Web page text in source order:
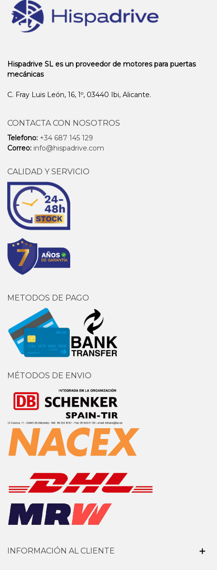
Hispadrive SL es un proveedor de motores para puertas
mecánicas
C. Fray Luis León, 16, 1º, 03440 Ibi, Alicante.
CONTACTA CON NOSOTROS
Telefono: +34 687 145 129
Correo: info@hispadrive.com
CALIDAD Y SERVICIO
METODOS DE PAGO
MÉTODOS DE ENVIO
INFORMACIÓN AL CLIENTE